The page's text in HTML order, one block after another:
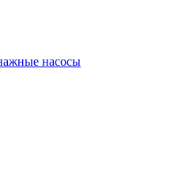
насосы